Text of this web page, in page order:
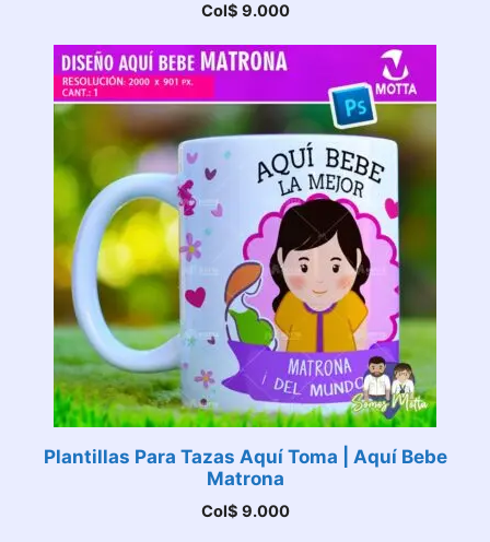
Col$ 9.000
Plantillas Para Tazas Aquí Toma | Aquí Bebe
Matrona
Col$ 9.000